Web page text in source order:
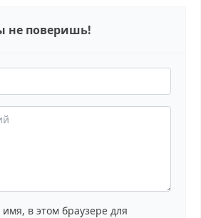
не поверишь!
в этом браузере для